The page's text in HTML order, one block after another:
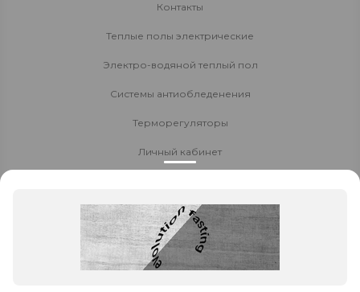
Контакты
Теплые полы электрические
Электро-водяной теплый пол
Системы антиобледенения
Терморегуляторы
Личный кабинет
Стать партнёром
Политика конфиденциальности
Контакты